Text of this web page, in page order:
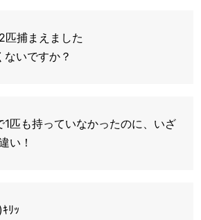
匹捕まえました
いですか？
1匹も持っていなかったのに、いざ
い！
ﾘｯ